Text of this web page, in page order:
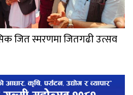
जित स्मरणमा जितगढी उत्सव